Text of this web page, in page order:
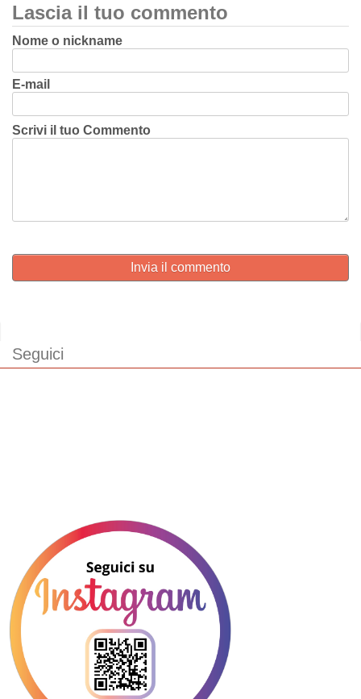
Lascia il tuo commento
Nome o nickname
E-mail
Scrivi il tuo Commento
Invia il commento
Seguici